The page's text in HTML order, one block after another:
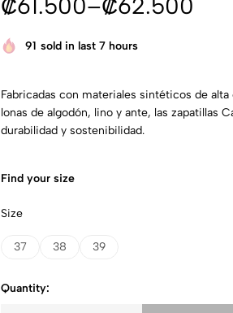
₡61.500–₡62.500
91 sold in last 7 hours
Fabricadas con materiales sintéticos de
lonas de algodón, lino y ante, las zapatillas
durabilidad y sostenibilidad.
Find your size
Size
37 38 39
Quantity: